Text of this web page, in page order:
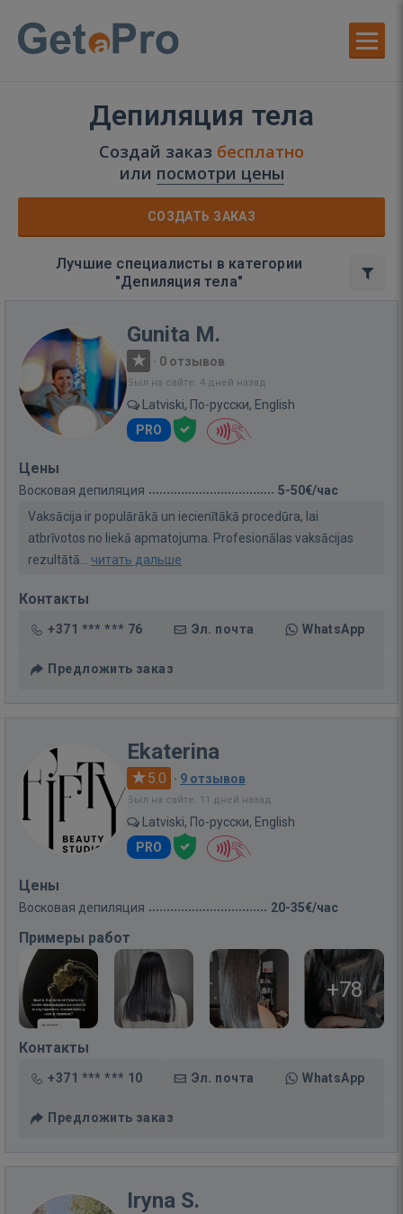
Депиляция тела
Создай заказ бесплатно
или посмотри цены
СОЗДАТЬ ЗАКАЗ
Лучшие специалисты в категории
"Депиляция тела"
Gunita M.
· 0 отзывов
Был на сайте: 4 дней назад
Latviski, По-русски, English
PRO
Цены
Восковая депиляция
5-50€/час
Vaksācija ir populārākā un iecienītākā procedūra, lai
atbrīvotos no liekā apmatojuma. Profesionālas vaksācijas
rezultātā... читать дальше
Контакты
+371 *** *** 76 Эл. почта WhatsApp
Предложить заказ
Ekaterina
5.0 · 9 отзывов
Был на сайте: 11 дней назад
Latviski, По-русски, English
PRO
Цены
Восковая депиляция 20-35€/час
Примеры работ
+78
Контакты
+371 *** *** 10 Эл. почта WhatsApp
Предложить заказ
Iryna S.